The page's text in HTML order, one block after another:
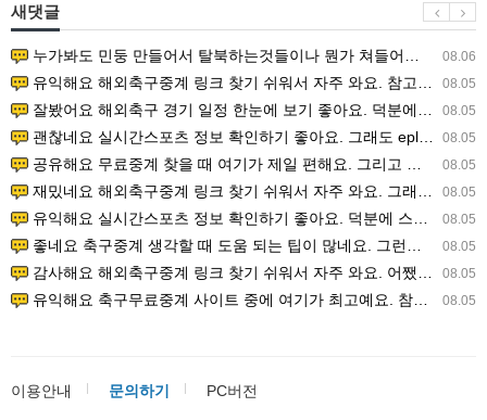
새댓글
08.06
누가봐도 민둥 만들어서 탈북하는것들이나 뭔가 쳐들어오는 낌새를 미리 알아차리기 위함이지 저걸 전쟁준비라고 하…
08.05
유익해요 해외축구중계 링크 찾기 쉬워서 자주 와요. 참고로 무료스포츠중계 정보 확인할 때 출처 꼭 체크해요.…
08.05
잘봤어요 해외축구 경기 일정 한눈에 보기 좋아요. 덕분에 epl중계 볼 때 공식 중계 채널 먼저 찾아봐요. …
08.05
괜찮네요 실시간스포츠 정보 확인하기 좋아요. 그래도 epl중계 볼 때 공식 중계 채널 먼저 찾아봐요. 북마크…
08.05
공유해요 무료중계 찾을 때 여기가 제일 편해요. 그리고 무료스포츠중계 정보 확인할 때 출처 꼭 체크해요. 앞…
08.05
재밌네요 해외축구중계 링크 찾기 쉬워서 자주 와요. 그래서 해외축구중계도 정식 서비스로 봐야 안전해요. 다음…
08.05
유익해요 실시간스포츠 정보 확인하기 좋아요. 덕분에 스포츠중계는 합법적인 경로로만 시청하려 해요. 좋은 정보…
08.05
좋네요 축구중계 생각할 때 도움 되는 팁이 많네요. 그런데 해외축구중계도 정식 서비스로 봐야 안전해요. 다음…
08.05
감사해요 해외축구중계 링크 찾기 쉬워서 자주 와요. 어쨌든 축구무료중계도 합법적인 곳에서 봐야 마음 편해요.…
08.05
유익해요 축구무료중계 사이트 중에 여기가 최고예요. 참고로 축구무료중계도 합법적인 곳에서 봐야 마음 편해요.…
이용안내 문의하기 PC버전